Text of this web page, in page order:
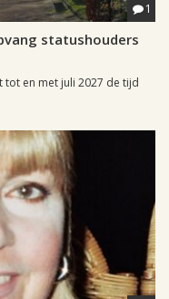
1
statushouders
en met juli 2027 de tijd